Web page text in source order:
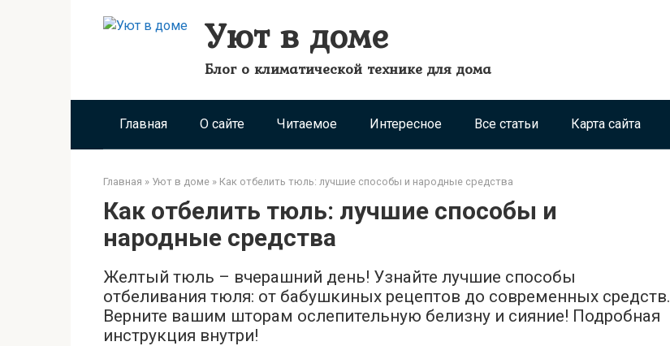
Уют в доме
Блог о климатической технике для дома
Главная О сайте Читаемое Интересное Все статьи Карта сайта
Главная » Уют в доме » Как отбелить тюль: лучшие способы и народные средства
Как отбелить тюль: лучшие способы и
народные средства
Желтый тюль – вчерашний день! Узнайте лучшие способы
отбеливания тюля: от бабушкиных рецептов до современных средств.
Верните вашим шторам ослепительную белизну и сияние! Подробная
инструкция внутри!